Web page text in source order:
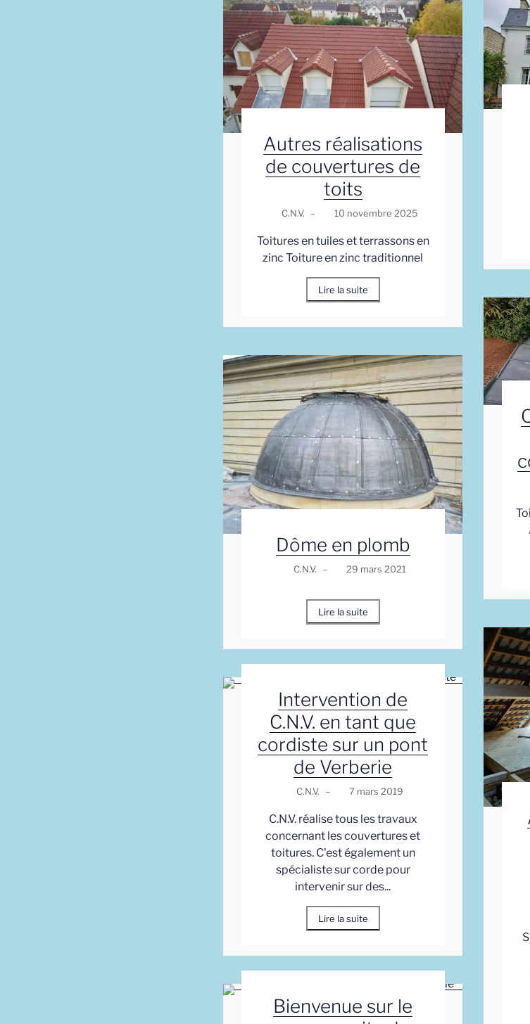
Autres réalisations
de couvertures de
toits
C.N.V. – 10 novembre 2025
Toitures en tuiles et terrassons en
zinc Toiture en zinc traditionnel
Lire la suite
Dôme en plomb
C.N.V. – 29 mars 2021
Lire la suite
Intervention de
C.N.V. en tant que
cordiste sur un pont
de Verberie
C.N.V. – 7 mars 2019
C.N.V. réalise tous les travaux
concernant les couvertures et
toitures. C'est également un
spécialiste sur corde pour
intervenir sur des...
Lire la suite
Bienvenue sur le